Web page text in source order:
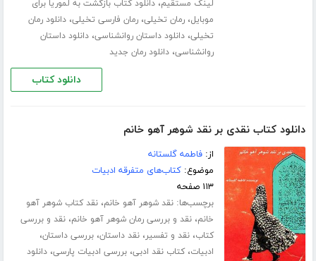
لینک مستقیم،دانلود کتاب بازگشت به لموریا برای
موبایل،رمان تخیلی،رمان فارسی تخیلی،دانلود رمان
تخیلی،دانلود داستان روانشناسی،دانلود داستان
روانشناسی،دانلود رمان جدید
دانلود کتاب
دانلود کتاب نقدی بر نقد شوهر آهو خانم
از:فاطمه گلستانه
موضوع:کتاب‌های متفرقه ادبیات
۱۱۳ صفحه
برچسب‌ها:نقد شوهر آهو خانم،نقد کتاب شوهر آهو
خانم،نقد و بررسی رمان شوهر آهو خانم،نقد و بررسی
کتاب،نقد و تفسیر،نقد داستان،بررسی داستان،
ادبیات،کتاب نقد ادبی،بررسی ادبیات پارسی،دانلود